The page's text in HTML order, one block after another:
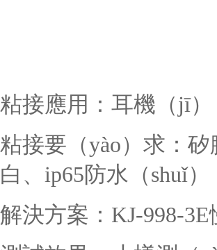
粘接應用：耳機（jī）
粘接要（yào）求：矽
白、ip65防水（shuǐ）
解決方案：KJ-998-